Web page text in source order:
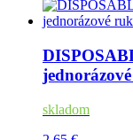
skladom